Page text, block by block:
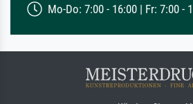
Mo-Do: 7:00 - 16:00 | Fr: 7:00 -